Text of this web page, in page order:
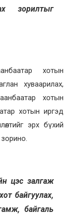
зорилтыг
хотын
хуваарилах,
хотын
хотын иргэд
эрх бүхий
цэс залгаж
байгуулах,
байгаль